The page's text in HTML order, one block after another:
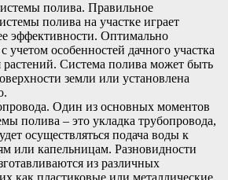
полива. Правильное
полива на участке играет
эффективности. Оптимально
учетом особенностей дачного участка
Система полива может быть
земли или установлена
Один из основных моментов
полива – это укладка трубопровода,
осуществляться подача воды к
или капельницам. Разновидности
из различных